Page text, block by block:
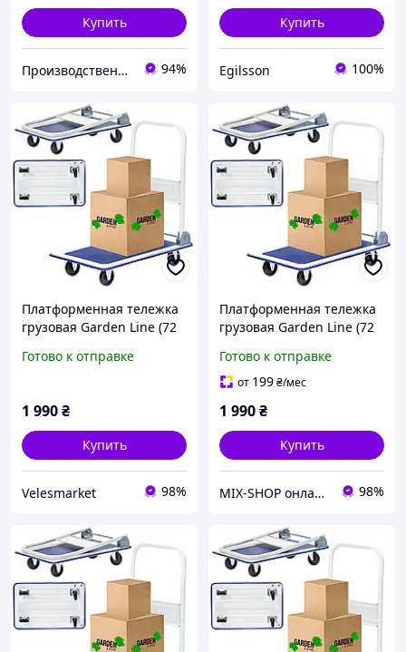
Купить
Производственное предприятие HOMEPRO 94%
Купить
Egilsson 100%
Платформенная тележка
грузовая Garden Line (72
ручкой |
Готово к отправке
1 990₴
Купить
Velesmarket 98%
Платформенная тележка
грузовая Garden Line (72
ручкой |
грузоподъемность - 150
Готово к отправке
от 199₴/мес
1 990₴
Купить
MIX-SHOP онлайн магазин 98%